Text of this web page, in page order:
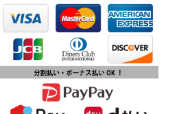
第15回ふじみ野市産業まつりに出店
します
2023.10.09
チバテレビ「チバテレ稼ぐ力養成講
座・講座会員インタビュー」で弊社
代表 大屋のインタビューが紹介され